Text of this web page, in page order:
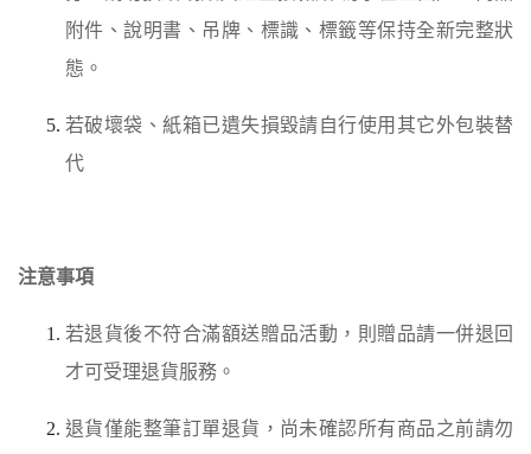
附件、說明書、吊牌、標識、標籤等保持全新完整狀
態。
若破壞袋、紙箱已遺失損毀請自行使用其它外包裝替
代
注意事項
若退貨後不符合滿額送贈品活動，則贈品請一併退回
才可受理退貨服務。
退貨僅能整筆訂單退貨，尚未確認所有商品之前請勿